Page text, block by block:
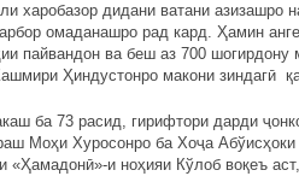
харобазор дидани ватани азизашро
омаданашро рад кард. Ҳамин
пайвандон ва беш аз 700
Ҳиндустонро макони зиндагӣ
ба 73 расид, гирифтори дарди
Моҳи Хуросонро ба Хоҷа
«Ҳамадонӣ»-и ноҳияи Кўлоб воқеъ